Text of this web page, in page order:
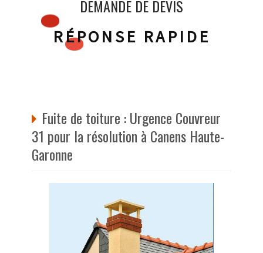
DEMANDE DE DEVIS
RÉPONSE RAPIDE
Fuite de toiture : Urgence Couvreur
31 pour la résolution à Canens Haute-
Garonne